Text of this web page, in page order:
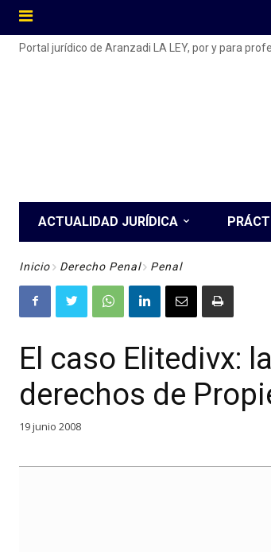
Portal jurídico de Aranzadi LA LEY, por y para
ACTUALIDAD JURÍDICA
Inicio Derecho Penal Penal
El caso Elitedivx:
derechos de
19 junio 2008